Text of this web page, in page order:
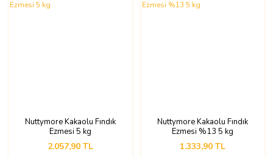
Nuttymore Kakaolu Fındık
Ezmesi 5 kg
2.057,90 TL
Nuttymore Kakaolu Fındık
Ezmesi %13 5 kg
1.333,90 TL